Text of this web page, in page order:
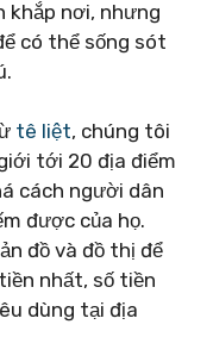
khắp nơi, nhưng
có thể sống sót
tê liệt, chúng tôi
tới 20 địa điểm
cách người dân
được của họ.
đồ và đồ thị để
nhất, số tiền
dùng tại địa